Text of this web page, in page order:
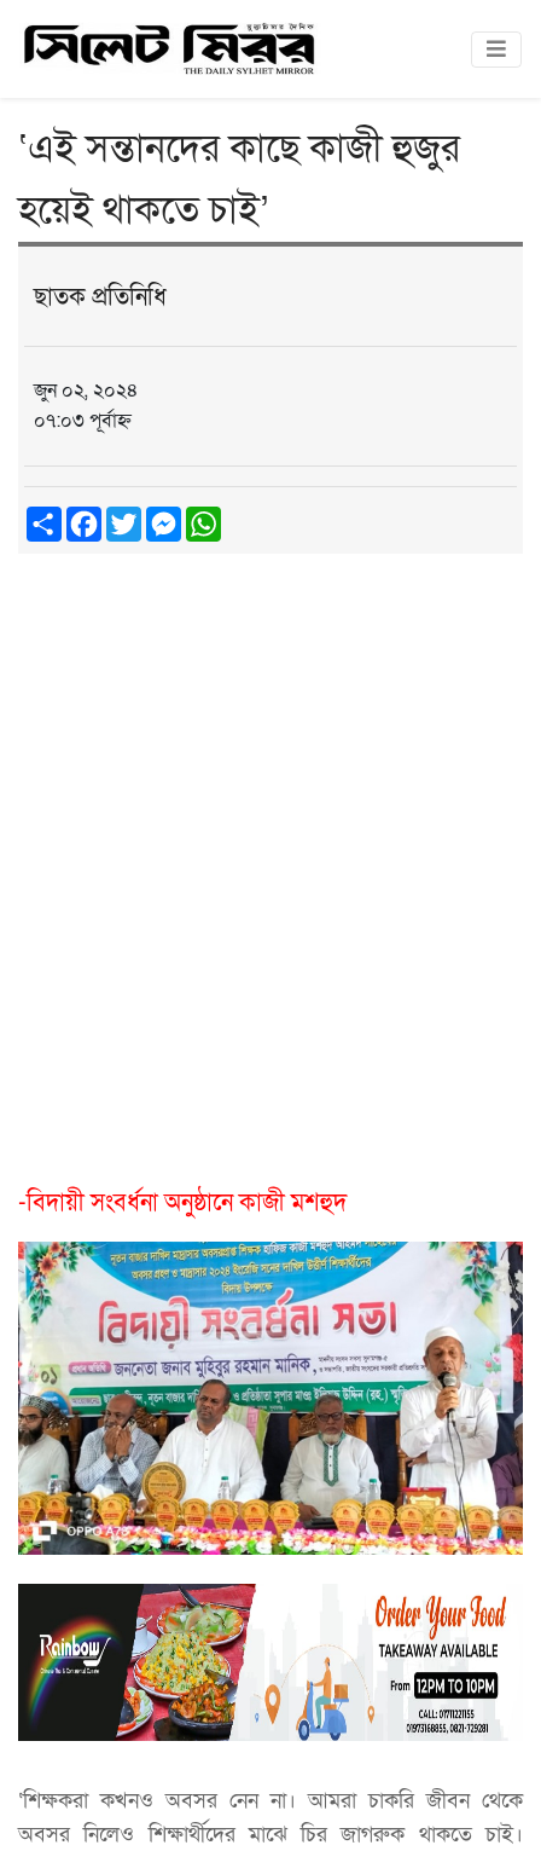
‘এই সন্তানদের কাছে কাজী হুজুর
হয়েই থাকতে চাই’
ছাতক প্রতিনিধি
জুন ০২, ২০২৪
০৭:০৩ পূর্বাহ্ন
ShareFacebook
TwitterMessenger
-বিদায়ী সংবর্ধনা অনুষ্ঠানে কাজী মশহুদ
‘শিক্ষকরা কখনও অবসর নেন না। আমরা চাকরি জীবন থেকে
অবসর নিলেও শিক্ষার্থীদের মাঝে চির জাগরুক থাকতে চাই।